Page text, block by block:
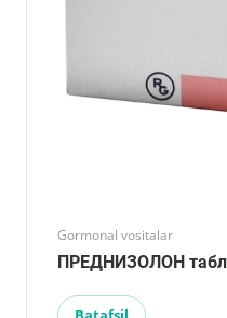
Gormonal vositalar
ПРЕДНИЗОЛОН